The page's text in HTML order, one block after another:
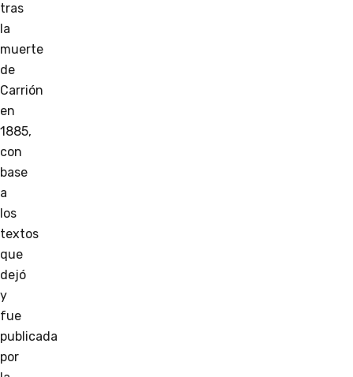
tras
la
muerte
de
Carrión
en
1885,
con
base
a
los
textos
que
dejó
y
fue
publicada
por